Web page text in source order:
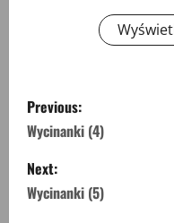
P
o
s
t
Previous:
Wycinanki (4)
Next:
Wycinanki (5)